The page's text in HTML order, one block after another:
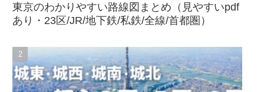
東京のわかりやすい路線図まとめ（見やすいpdf
あり・23区/JR/地下鉄/私鉄/全線/首都圏）